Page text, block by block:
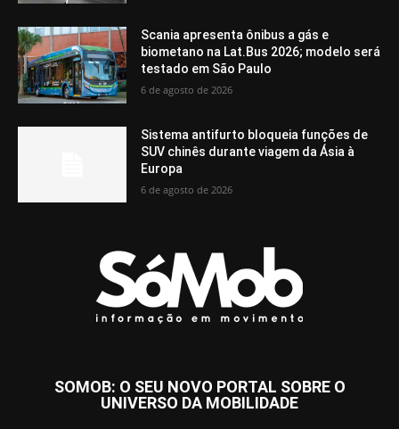
Scania apresenta ônibus a gás e
biometano na Lat.Bus 2026; modelo será
testado em São Paulo
6 de agosto de 2026
Sistema antifurto bloqueia funções de
SUV chinês durante viagem da Ásia à
Europa
6 de agosto de 2026
SOMOB: O SEU NOVO PORTAL SOBRE O
UNIVERSO DA MOBILIDADE